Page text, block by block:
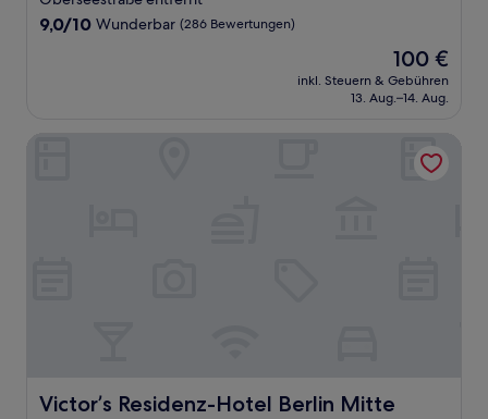
9.0
9,0/10 Wunderbar (286 Bewertungen)
Der
Preis
beträgt
100 €
inkl. Steuern & Gebühren
13. Aug.–14. Aug.
Victor’s Residenz-Hotel Berlin Mitte
Victor’s Residenz-Hotel Berlin Mitte